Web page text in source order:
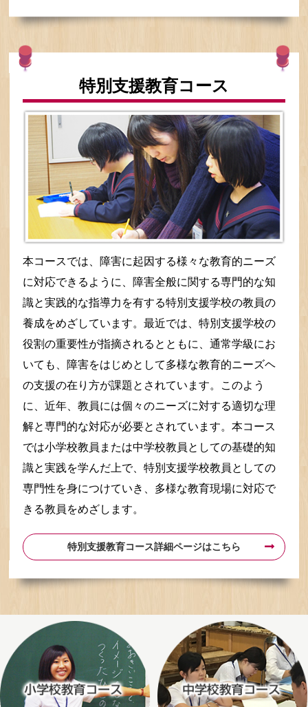
特別支援教育コース
本コースでは、障害に起因する様々な教育的ニーズ
に対応できるように、障害全般に関する専門的な知
識と実践的な指導力を有する特別支援学校の教員の
養成をめざしています。最近では、特別支援学校の
役割の重要性が指摘されるとともに、通常学級にお
いても、障害をはじめとして多様な教育的ニーズヘ
の支援の在り方が課題とされています。このよう
に、近年、教員には個々のニーズに対する適切な理
解と専門的な対応が必要とされています。本コース
では小学校教員または中学校教員としての基礎的知
識と実践を学んだ上で、特別支援学校教員としての
専門性を身につけていき、多様な教育現場に対応で
きる教員をめざします。
特別支援教育コース詳細ページはこちら